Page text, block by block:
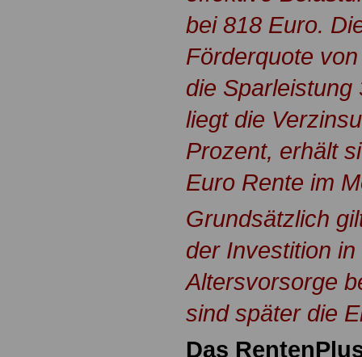
bei 818 Euro.
Förderquote
die
liegt die
Prozent, erhält
Euro Rente im
Grundsätzlich
der Investition
Altersvorsorge
sind später die
Das